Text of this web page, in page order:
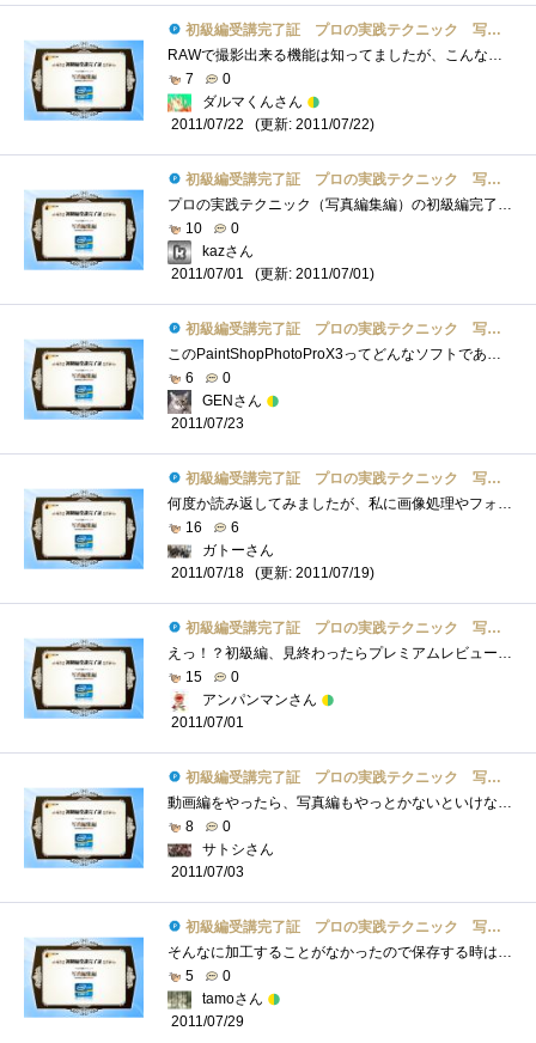
初級編受講完了証 プロの実践テクニック 写真編集編
RAWで撮影出来る機能は知ってましたが、こんなにいじれる（いい意味でも悪い意味でもね）なんて知らなかった・・・保存もした事無いしおまけ�...
7
0
ダルマくんさん
2011/07/22
(更新: 2011/07/22)
初級編受講完了証 プロの実践テクニック 写真編集編
プロの実践テクニック（写真編集編）の初級編完了証を頂きました。この取り組み、面白いですね！ベンダー資格のトレーニングを受講した気分�...
10
0
kazさん
2011/07/01
(更新: 2011/07/01)
初級編受講完了証 プロの実践テクニック 写真編集編
このPaintShopPhotoProX3ってどんなソフトであろう？興味がわいてきた？！RAW現像の結果は、ソフトによって違う。 ん～ためしてみたい。数多くの画�...
6
0
GENさん
2011/07/23
初級編受講完了証 プロの実践テクニック 写真編集編
何度か読み返してみましたが、私に画像処理やフォトレタッチは無理だと確信しました（＾＾；そもそも、RAWデータを出力できるカメラ持ってな�...
16
6
ガトーさん
2011/07/18
(更新: 2011/07/19)
初級編受講完了証 プロの実践テクニック 写真編集編
えっ！？初級編、見終わったらプレミアムレビュー？ビックリですよ・・・PaintShopPhotoProX3初級編見てるだけなら簡単そうですね～でも、コレって�...
15
0
アンパンマンさん
2011/07/01
初級編受講完了証 プロの実践テクニック 写真編集編
動画編をやったら、写真編もやっとかないといけないだろう！ということで、一応受講完了しましたｗ昨日はこれの登録だけでも若干相性度が上�...
8
0
サトシさん
2011/07/03
初級編受講完了証 プロの実践テクニック 写真編集編
そんなに加工することがなかったので保存する時はいつもJPEGでした…後から調整できると考えるとRAWの方が良いんですけど手軽なので。これから�...
5
0
tamoさん
2011/07/29